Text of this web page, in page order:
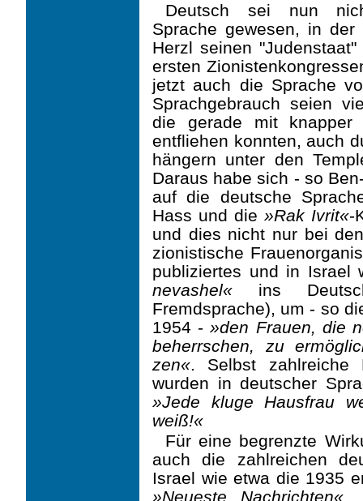
Deutsch sei nun
Sprache gewesen, in der
Herzl seinen
ersten
jetzt auch die Sprache
Sprachgebrauch seien
die gerade mit knapper
entfliehen konnten, auch
hängern unter den
Daraus habe sich - so
auf die deutsche
Hass und die »Rak Ivrit«-
und dies nicht nur bei
zionistische
publi­ziertes und in Israel
nevashel« ins
Fremdsprache), um - so
1954 -»den Frauen, die
beherrschen, zu
zen«. Selbst zahlreiche
wurden in deutscher
»Jede kluge Hausfrau
weiß!«
Für eine begrenzte
auch die zahlreichen
Israel wie etwa die 1935
»Neueste Nachrichten«